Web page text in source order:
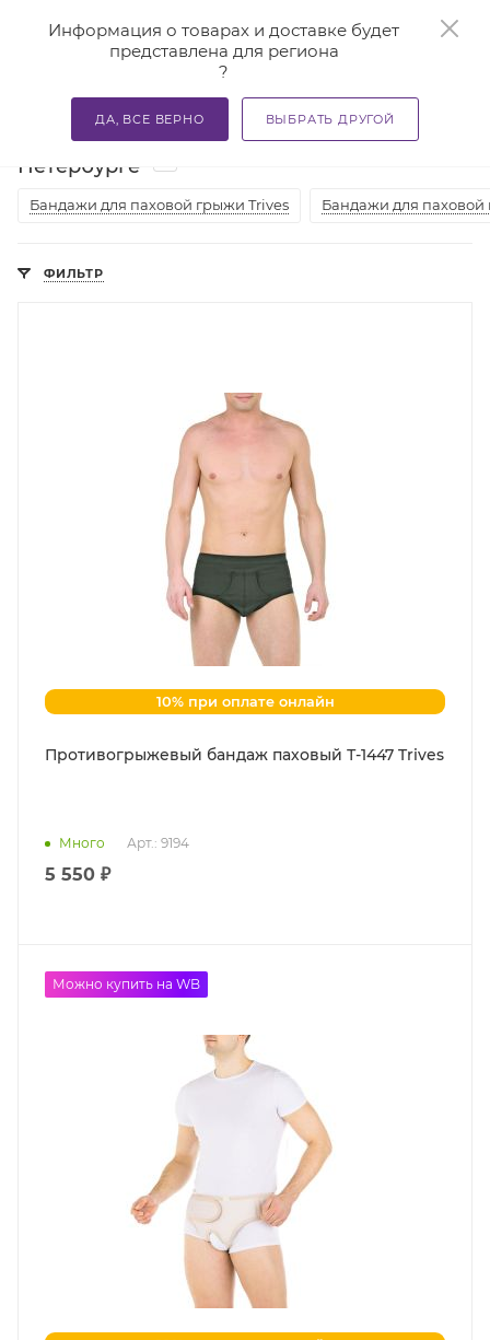
Информация о товарах и доставке будет
представлена для региона
?
ДА, ВСЕ ВЕРНО ВЫБРАТЬ ДРУГОЙ
Главная — Каталог — Бандажи и корсеты — Бандажи
Бандажи для паховой грыжи в Санкт-
Петербурге
Бандажи для паховой грыжи Trives Бандажи для
ФИЛЬТР
10% при оплате онлайн
Противогрыжевый бандаж паховый Т-1447 Trives
Много Арт.: 9194
5 550 ₽
Можно купить на WB